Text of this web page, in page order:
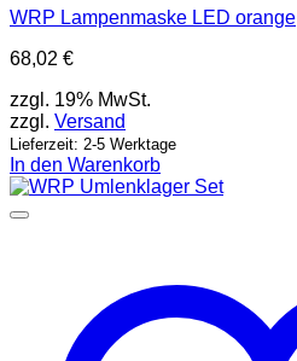
WRP Lampenmaske LED orange
68,02 €
zzgl. 19% MwSt.
zzgl. Versand
Lieferzeit: 2-5 Werktage
In den Warenkorb